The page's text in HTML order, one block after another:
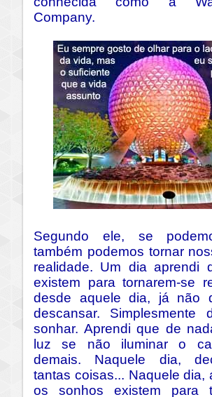
Company.
Segundo ele, se
também podemos tornar
realidade. Um dia aprendi
existem para tornarem-se
desde aquele dia, já não
descansar. Simplesmente
sonhar. Aprendi que de
luz se não iluminar o
demais. Naquele dia,
tantas coisas... Naquele dia,
os sonhos existem para